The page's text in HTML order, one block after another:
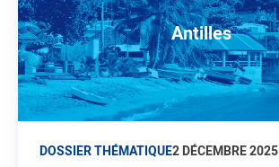
Antilles
DOSSIER THÉMATIQUE2 DÉCEMBRE 2025